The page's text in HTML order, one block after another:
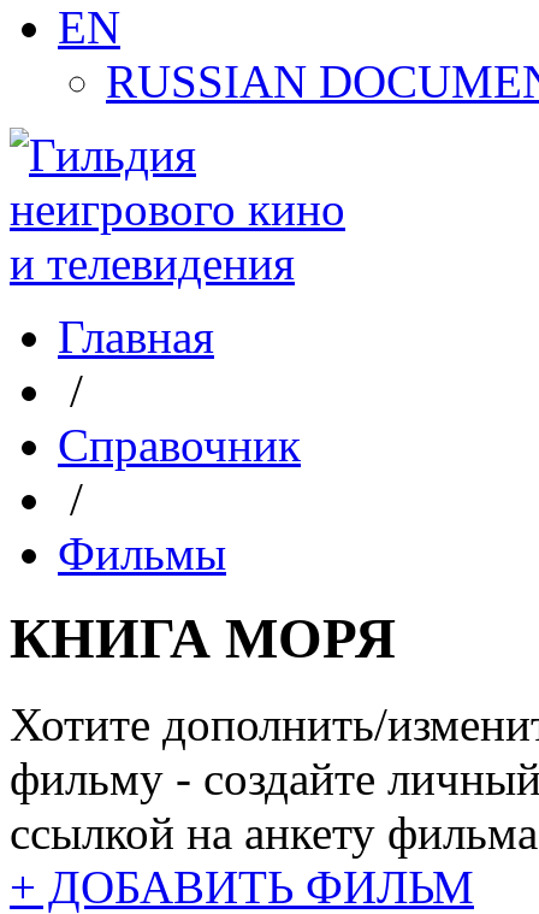
EN
RUSSIAN
Главная
/
Справочник
/
Фильмы
КНИГА МОРЯ
Хотите дополнить/
фильму - создайте
ссылкой на анкету
+ ДОБАВИТЬ ФИЛЬМ